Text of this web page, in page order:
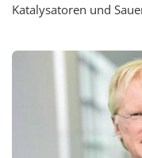
Katalysatoren und